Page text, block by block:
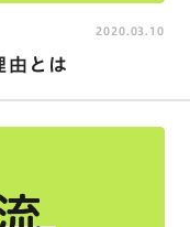
由とは
2020.03.10